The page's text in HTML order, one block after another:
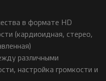
в формате HD
(кардиоидная, стерео,
различными
настройка громкости и